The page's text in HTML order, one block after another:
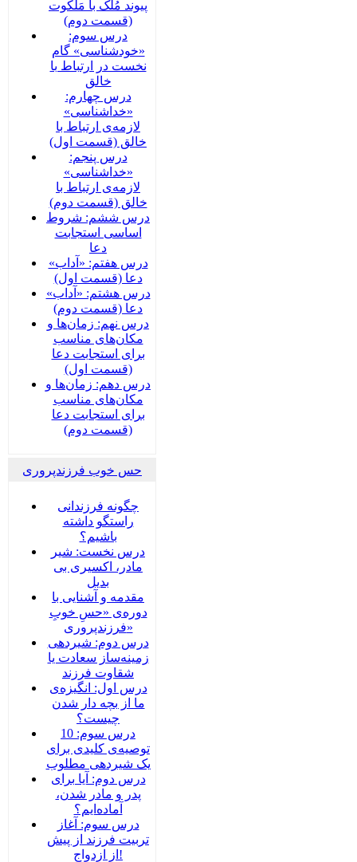
پیوند مُلک با مَلَکوت
(قسمت دوم)
درس سوم:
«خودشناسی» گام
نخست در ارتباط با
خالق
درس چهارم:
«خداشناسی»
لازمه‌ی ارتباط با
خالق (قسمت اول)
درس پنجم:
«خداشناسی»
لازمه‌ی ارتباط با
خالق (قسمت دوم)
درس ششم: شروط
اساسی استجابت
دعا
درس هفتم: «آداب»
دعا (قسمت اول)
درس هشتم: «آداب»
دعا (قسمت دوم)
درس نهم: زمان‌ها و
مکان‌های مناسب
برای استجابت دعا
(قسمت اول)
درس دهم: زمان‌ها و
مکان‌های مناسب
برای استجابت دعا
(قسمت دوم)
حس خوب فرزندپروری
چگونه فرزندانی
راستگو داشته
باشیم؟
درس نخست: شیر
مادر، اکسیری بی
بدیل
مقدمه و آشنایی با
دوره‌ی «حسِ خوبِ
فرزندپروری»
درس دوم: شیردهی
زمینه‌ساز سعادت یا
شقاوت فرزند
درس اول: انگیزه‌ی
ما از بچه دار شدن
چیست؟
درس سوم: 10
توصیه‌ی کلیدی برای
یک شیردهی مطلوب
درس دوم: آیا برای
پدر و مادر شدن،
آماده‌ایم؟
درس سوم: آغاز
تربیت فرزند از پیش
از ازدواج!